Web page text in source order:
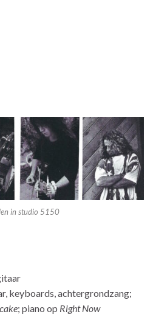
in studio 5150
keyboards, achtergrondzang;
; piano op Right Now